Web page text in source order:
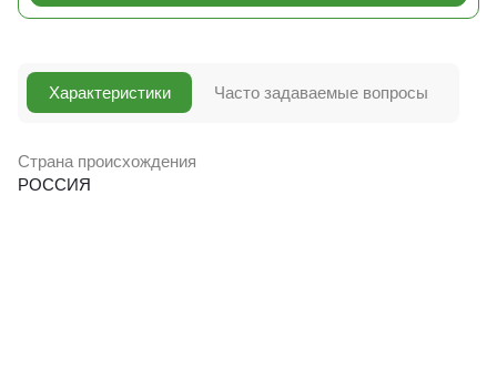
Характеристики
Страна происхождения
РОССИЯ
Часто задаваемые вопросы